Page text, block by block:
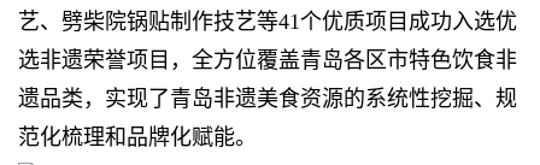
艺、劈柴院锅贴制作技艺等41个优质项目成功入选优
选非遗荣誉项目，全方位覆盖青岛各区市特色饮食非
遗品类，实现了青岛非遗美食资源的系统性挖掘、规
范化梳理和品牌化赋能。